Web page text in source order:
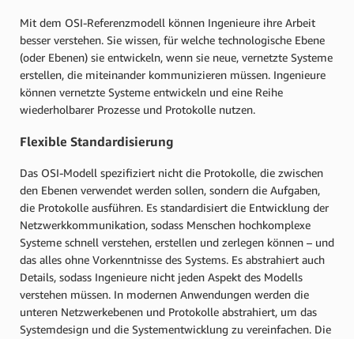
Mit dem OSI-Referenzmodell können Ingenieure ihre Arbeit
besser verstehen. Sie wissen, für welche technologische Ebene
(oder Ebenen) sie entwickeln, wenn sie neue, vernetzte Systeme
erstellen, die miteinander kommunizieren müssen. Ingenieure
können vernetzte Systeme entwickeln und eine Reihe
wiederholbarer Prozesse und Protokolle nutzen.
Flexible Standardisierung
Das OSI-Modell spezifiziert nicht die Protokolle, die zwischen
den Ebenen verwendet werden sollen, sondern die Aufgaben,
die Protokolle ausführen. Es standardisiert die Entwicklung der
Netzwerkkommunikation, sodass Menschen hochkomplexe
Systeme schnell verstehen, erstellen und zerlegen können – und
das alles ohne Vorkenntnisse des Systems. Es abstrahiert auch
Details, sodass Ingenieure nicht jeden Aspekt des Modells
verstehen müssen. In modernen Anwendungen werden die
unteren Netzwerkebenen und Protokolle abstrahiert, um das
Systemdesign und die Systementwicklung zu vereinfachen. Die